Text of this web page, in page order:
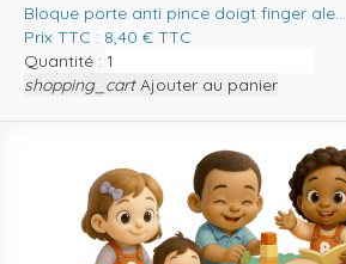
Bloque porte anti pince doigt finger ale...
Prix TTC : 8,40 € TTC
Quantité :
shopping_cart Ajouter au panier